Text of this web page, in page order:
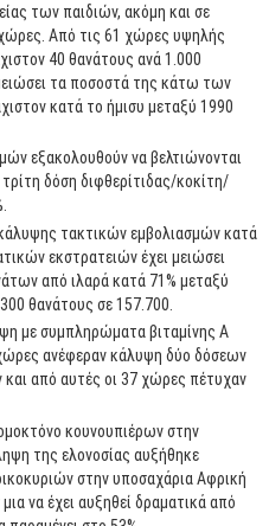
των παιδιών, ακόμη και σε
Από τις 61 χώρες υψηλής
40 θανάτους ανά 1.000
τα ποσοστά της κάτω των
κατά το ήμισυ μεταξύ 1990
εξακολουθούν να βελτιώνονται
δόση διφθερίτιδας/κοκίτη/
τακτικών εμβολιασμών κατά
εκστρατειών έχει μειώσει
από ιλαρά κατά 71% μεταξύ
θανάτους σε 157.700.
με συμπληρώματα βιταμίνης Α
ανέφεραν κάλυψη δύο δόσεων
από αυτές οι 37 χώρες πέτυχαν
κουνουπιέρων στην
της ελονοσίας αυξήθηκε
στην υποσαχάρια Αφρική
να έχει αυξηθεί δραματικά από